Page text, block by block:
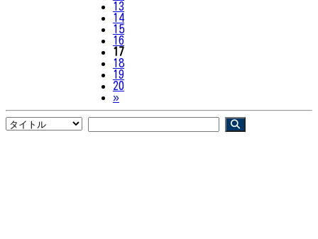
13
14
15
16
17
18
19
20
»Next